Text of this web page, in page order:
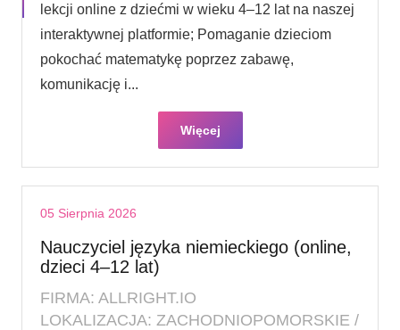
lekcji online z dziećmi w wieku 4–12 lat na naszej
interaktywnej platformie; Pomaganie dzieciom
pokochać matematykę poprzez zabawę,
komunikację i...
Więcej
05 Sierpnia 2026
Nauczyciel języka niemieckiego (online,
dzieci 4–12 lat)
FIRMA: ALLRIGHT.IO
LOKALIZACJA: ZACHODNIOPOMORSKIE /